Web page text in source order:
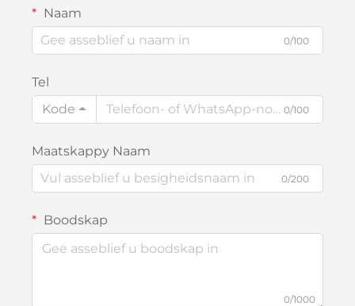
Naam
0/100
Tel
Kode
0/100
Maatskappy Naam
0/200
Boodskap
0/1000